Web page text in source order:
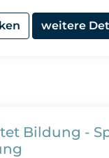
weitere
Bildung -